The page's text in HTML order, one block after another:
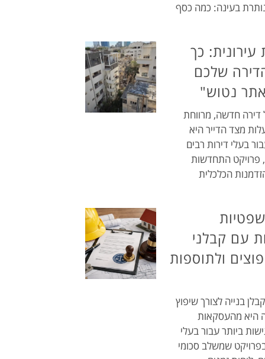
בעינה: כמה כסף
כך
שלכם
נטוש"
חדשה, מרווחת
מצד הדייר היא
בעלי דירות רבים
פרויקט התחדשות
הכלכלית
עם קבלני
ולתוספות
בנייה לצורך שיפוץ
היא מהעסקאות
ביותר עבור בעלי
שמשלב סכומי